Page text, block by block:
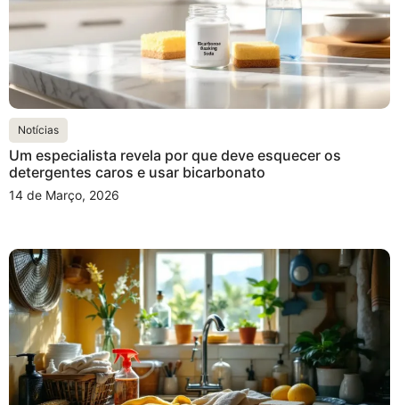
Notícias
Um especialista revela por que deve esquecer os
detergentes caros e usar bicarbonato
14 de Março, 2026